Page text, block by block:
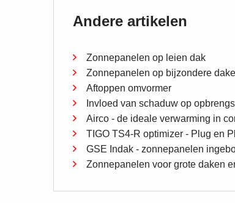
Andere artikelen
Zonnepanelen op leien dak
Zonnepanelen op bijzondere
Aftoppen omvormer
Invloed van schaduw op
Airco - de ideale verwarming in
TIGO TS4-R optimizer - Plug en
GSE Indak - zonnepanelen
Zonnepanelen voor grote daken